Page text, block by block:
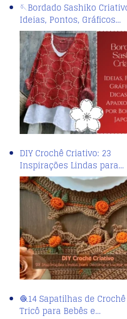
🪡Bordado Sashiko
Ideias, Pontos, Gráficos…
DIY Crochê Criativo: 23
Inspirações Lindas para…
🧶14 Sapatilhas de
Tricô para Bebês e…